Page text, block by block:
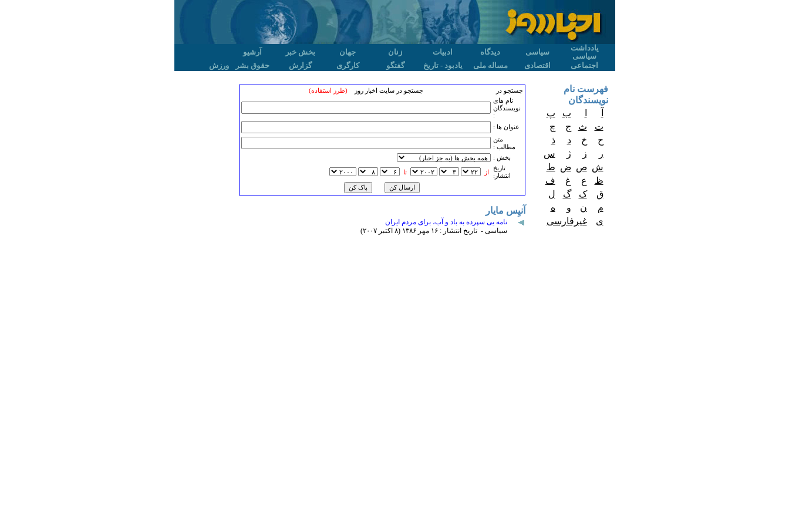
یادداشت
سیاسی
سیاسی دیدگاه ادبیات زنان جهان بخش خبر
آرشیو
اجتماعی
اقتصادی مساله ملی یادبود - تاریخ گفتگو کارگری گزارش حقوق بشر ورزش
جستجو در جستجو در سایت اخبار روز(طرز استفاده)
نام های
نویسندگان
:
عنوان ها :
متن
مطالب :
بخش :
تاريخ
انتشار:
از تا
آنیِس مایار
نامه یی سپرده به باد و آب، برای مردم ایران
سیاسی - تاریخ انتشار : ۱۶ مهر ۱٣٨۶ (٨ اکتبر ۲۰۰۷)
فهرست نام
نویسندگان
ب
پ
ت
ث ج
چ
ح
خ د
ذ
ر
ز ژ
س
ش ص ض ط
ظ
ع غ
ف
ق
ک گ
ل
م
ن و
ه
ی
غیرفارسی